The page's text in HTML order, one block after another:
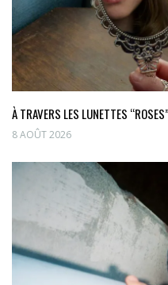
À TRAVERS LES LUNETTES
8 AOÛT 2026